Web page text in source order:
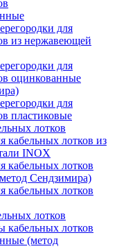
для
из нержавеющей
для
оцинкованные
для
пластиковые
лотков
кабельных лотков из
INOX
кабельных лотков
Сендзимира)
кабельных лотков
лотков
кабельных лотков
(метод